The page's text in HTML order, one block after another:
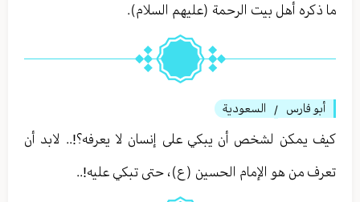
ما ذكره أهل بيت الرحمة (عليهم السلام).
أبو فارس / السعودية
كيف يمكن لشخص أن يبكي على إنسان لا يعرفه؟!.. لابد أن
تعرف من هو الإمام الحسين (ع)، حتى تبكي عليه!..